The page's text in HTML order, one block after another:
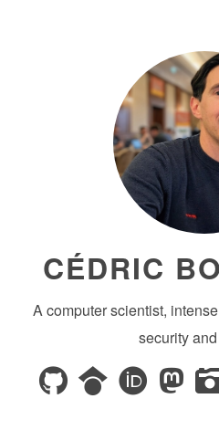
CÉDRIC
A computer scientist,
security